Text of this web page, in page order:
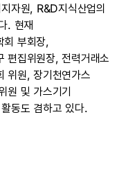
자원, R&D지식산업의
. 현재
회 부회장,
편집위원장, 전력거래소
위원, 장기천연가스
원 및 가스기기
동도 겸하고 있다.